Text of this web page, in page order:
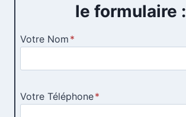
le formulaire :
Votre Nom *
Votre Téléphone*